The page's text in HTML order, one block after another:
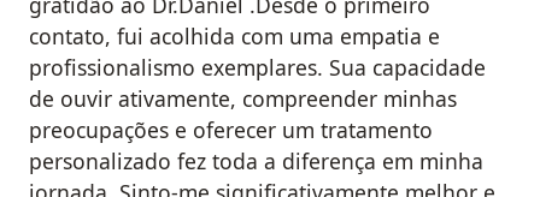
contato, fui acolhida com uma empatia e
profissionalismo exemplares. Sua capacidade
de ouvir ativamente, compreender minhas
preocupações e oferecer um tratamento
personalizado fez toda a diferença em minha